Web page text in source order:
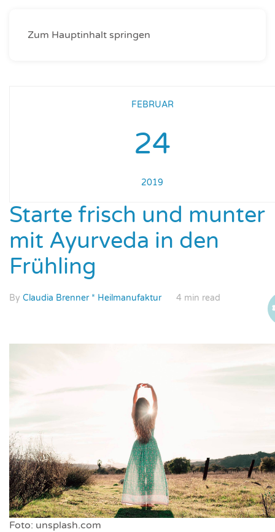
Zum Hauptinhalt springen
FEBRUAR
24
2019
Starte frisch und munter
mit Ayurveda in den
Frühling
By Claudia Brenner * Heilmanufaktur 4 min read
Foto: unsplash.com